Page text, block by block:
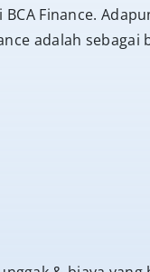
Finance.
adalah sebagai